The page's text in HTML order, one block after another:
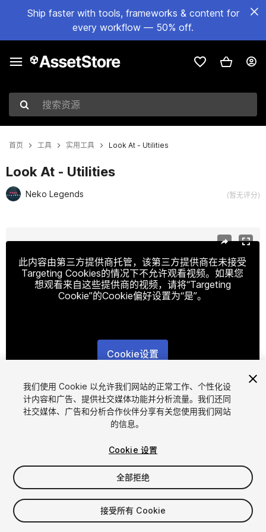
Ship faster with tools, frameworks & content for
every workflow — 50% off.
搜索资源
首页 工具 实用工具 Look At - Utilities
Look At - Utilities
Neko Legends (暂无评分)
此内容由第三方提供商托管，该第三方提供商在未接受
Targeting Cookies的情况下不允许观看视频。如果您
想观看来自这些提供商的视频，请将“Targeting
Cookie”的Cookie偏好设置为“是”。
Cookie设置
1/7
$15
席位
我们使用 Cookie 以允许我们网站的正常工作、个性化设
计内容和广告、提供社交媒体功能并分析流量。我们还同
社交媒体、广告和分析合作伙伴分享有关您使用我们网站
的信息。
Cookie 设置
全部拒绝
接受所有 Cookie